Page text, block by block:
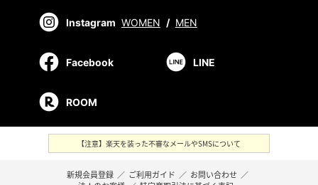
Instagram WOMEN / MEN
Facebook LINE
ROOM
【注意】楽天を装った不審なメールやSMSについて
新規会員登録 ／ ご利用ガイド ／ お問い合わせ ／